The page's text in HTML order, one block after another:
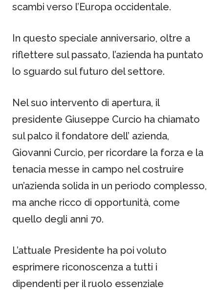
scambi verso l’Europa occidentale.
In questo speciale anniversario, oltre a
riflettere sul passato, l’azienda ha puntato
lo sguardo sul futuro del settore.
Nel suo intervento di apertura, il
presidente Giuseppe Curcio ha chiamato
sul palco il fondatore dell’ azienda,
Giovanni Curcio, per ricordare la forza e la
tenacia messe in campo nel costruire
un’azienda solida in un periodo complesso,
ma anche ricco di opportunità, come
quello degli anni 70.
L’attuale Presidente ha poi voluto
esprimere riconoscenza a tutti i
dipendenti per il ruolo essenziale